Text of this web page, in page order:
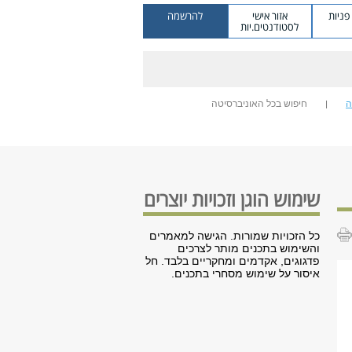
אזור אישי
לסטודנטים.יות
להרשמה
חיפוש בכל האוניברסיטה
שימוש הוגן וזכויות יוצרים
כל הזכויות שמורות. הגישה למאמרים
והשימוש בתכנים מותר לצרכים
פדגוגים, אקדמים ומחקריים בלבד. חל
איסור על שימוש מסחרי בתכנים.